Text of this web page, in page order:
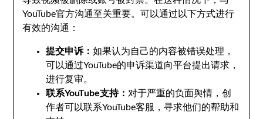
YouTube官方沟通至关重要。可以通过以下方式进行
有效的沟通：
提交申诉：如果认为自己的内容被错误处理，
可以通过YouTube的申诉渠道向平台提出请求，
进行复审。
联系YouTube支持： 对于严重的负面舆情，创
作者可以联系YouTube客服，寻求他们的帮助和